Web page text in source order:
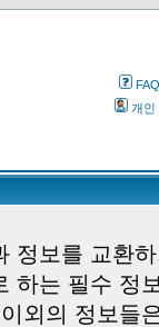
FAQ
개인
정보를 교환
하는 필수 정
외의 정보들